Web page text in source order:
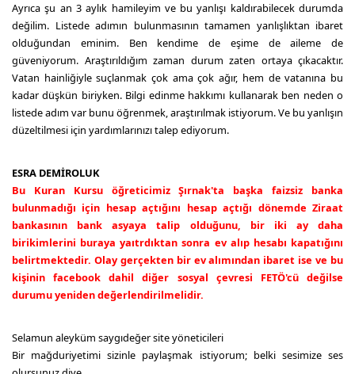
Ayrıca şu an 3 aylık hamileyim ve bu yanlışı kaldırabilecek durumda
değilim. Listede adımın bulunmasının tamamen yanlışlıktan ibaret
olduğundan eminim. Ben kendime de eşime de aileme de
güveniyorum. Araştırıldığım zaman durum zaten ortaya çıkacaktır.
Vatan hainliğiyle suçlanmak çok ama çok ağır, hem de vatanına bu
kadar düşkün biriyken. Bilgi edinme hakkımı kullanarak ben neden o
listede adım var bunu öğrenmek, araştırılmak istiyorum. Ve bu yanlışın
düzeltilmesi için yardımlarınızı talep ediyorum.
ESRA DEMİROLUK
Bu Kuran Kursu öğreticimiz Şırnak'ta başka faizsiz banka
bulunmadığı için hesap açtığını hesap açtığı dönemde Ziraat
bankasının bank asyaya talip olduğunu, bir iki ay daha
birikimlerini buraya yaıtrdıktan sonra ev alıp hesabı kapatığını
belirtmektedir. Olay gerçekten bir ev alımından ibaret ise ve bu
kişinin facebook dahil diğer sosyal çevresi FETÖ'cü değilse
durumu yeniden değerlendirilmelidir.
Selamun aleyküm saygıdeğer site yöneticileri
Bir mağduriyetimi sizinle paylaşmak istiyorum; belki sesimize ses